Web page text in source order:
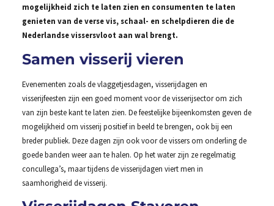
mogelijkheid zich te laten zien en consumenten te laten
genieten van de verse vis, schaal- en schelpdieren die de
Nederlandse vissersvloot aan wal brengt.
Samen visserij vieren
Evenementen zoals de vlaggetjesdagen, visserijdagen en
visserijfeesten zijn een goed moment voor de visserijsector om zich
van zijn beste kant te laten zien. De feestelijke bijeenkomsten geven de
mogelijkheid om visserij positief in beeld te brengen, ook bij een
breder publiek. Deze dagen zijn ook voor de vissers om onderling de
goede banden weer aan te halen. Op het water zijn ze regelmatig
concullega’s, maar tijdens de visserijdagen viert men in
saamhorigheid de visserij.